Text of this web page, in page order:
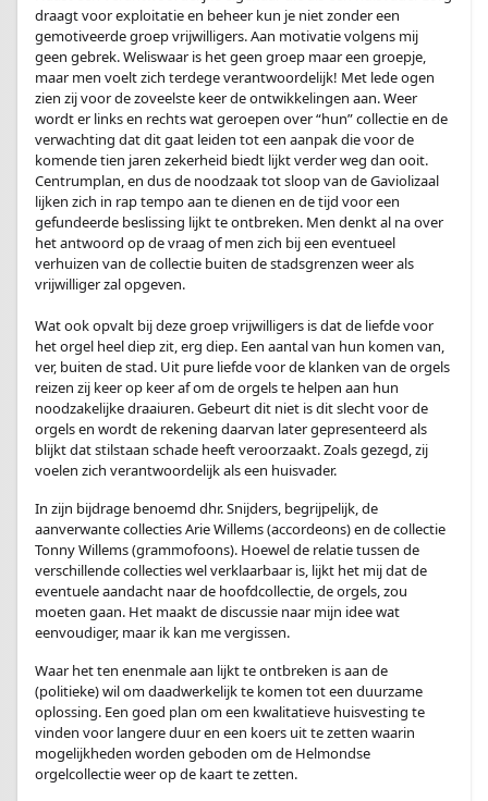
draagt voor exploitatie en beheer kun je niet zonder een
gemotiveerde groep vrijwilligers. Aan motivatie volgens mij
geen gebrek. Weliswaar is het geen groep maar een groepje,
maar men voelt zich terdege verantwoordelijk! Met lede ogen
zien zij voor de zoveelste keer de ontwikkelingen aan. Weer
wordt er links en rechts wat geroepen over “hun” collectie en de
verwachting dat dit gaat leiden tot een aanpak die voor de
komende tien jaren zekerheid biedt lijkt verder weg dan ooit.
Centrumplan, en dus de noodzaak tot sloop van de Gaviolizaal
lijken zich in rap tempo aan te dienen en de tijd voor een
gefundeerde beslissing lijkt te ontbreken. Men denkt al na over
het antwoord op de vraag of men zich bij een eventueel
verhuizen van de collectie buiten de stadsgrenzen weer als
vrijwilliger zal opgeven.
Wat ook opvalt bij deze groep vrijwilligers is dat de liefde voor
het orgel heel diep zit, erg diep. Een aantal van hun komen van,
ver, buiten de stad. Uit pure liefde voor de klanken van de orgels
reizen zij keer op keer af om de orgels te helpen aan hun
noodzakelijke draaiuren. Gebeurt dit niet is dit slecht voor de
orgels en wordt de rekening daarvan later gepresenteerd als
blijkt dat stilstaan schade heeft veroorzaakt. Zoals gezegd, zij
voelen zich verantwoordelijk als een huisvader.
In zijn bijdrage benoemd dhr. Snijders, begrijpelijk, de
aanverwante collecties Arie Willems (accordeons) en de collectie
Tonny Willems (grammofoons). Hoewel de relatie tussen de
verschillende collecties wel verklaarbaar is, lijkt het mij dat de
eventuele aandacht naar de hoofdcollectie, de orgels, zou
moeten gaan. Het maakt de discussie naar mijn idee wat
eenvoudiger, maar ik kan me vergissen.
Waar het ten enenmale aan lijkt te ontbreken is aan de
(politieke) wil om daadwerkelijk te komen tot een duurzame
oplossing. Een goed plan om een kwalitatieve huisvesting te
vinden voor langere duur en een koers uit te zetten waarin
mogelijkheden worden geboden om de Helmondse
orgelcollectie weer op de kaart te zetten.